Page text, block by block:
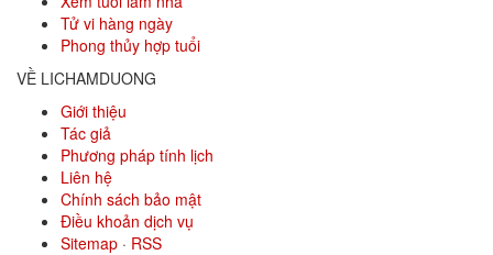
Tử vi hàng ngày
Phong thủy hợp tuổi
VỀ LICHAMDUONG
Giới thiệu
Tác giả
Phương pháp tính lịch
Liên hệ
Chính sách bảo mật
Điều khoản dịch vụ
Sitemap · RSS